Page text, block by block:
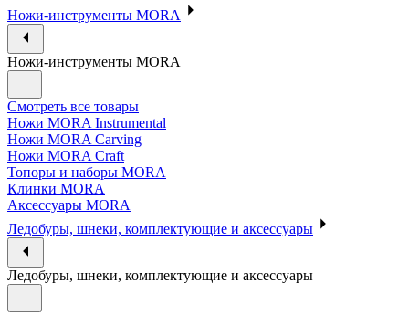
Ножи-инструменты MORA
Ножи-инструменты MORA
Смотреть все товары
Ножи MORA Instrumental
Ножи MORA Carving
Ножи MORA Craft
Топоры и наборы MORA
Клинки MORA
Аксессуары MORA
Ледобуры, шнеки, комплектующие и аксессуары
Ледобуры, шнеки, комплектующие и аксессуары